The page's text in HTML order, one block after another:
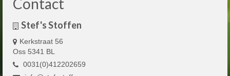
Stef's Stoffen
Kerkstraat 56
Oss 5341 BL
0031(0)412202659